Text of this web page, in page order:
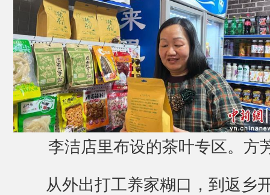
李洁店里布设的茶叶专区。方
从外出打工养家糊口，到返乡